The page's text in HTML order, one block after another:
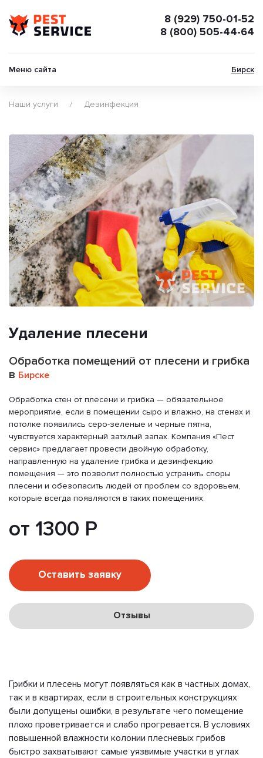
8 (929) 750-01-52
8 (800) 505-44-64
Меню сайта Бирск
Наши услуги Дезинфекция
Удаление плесени
Обработка помещений от плесени и грибка
в Бирске
Обработка стен от плесени и грибка — обязательное
мероприятие, если в помещении сыро и влажно, на стенах и
потолке появились серо-зеленые и черные пятна,
чувствуется характерный затхлый запах. Компания «Пест
сервис» предлагает провести двойную обработку,
направленную на удаление грибка и дезинфекцию
помещения — это позволит полностью устранить споры
плесени и обезопасить людей от проблем со здоровьем,
которые всегда появляются в таких помещениях.
от 1300 Р
Оставить заявку
Отзывы
Грибки и плесень могут появляться как в частных домах,
так и в квартирах, если в строительных конструкциях
были допущены ошибки, в результате чего помещение
плохо проветривается и слабо прогревается. В условиях
повышенной влажности колонии плесневых грибов
быстро захватывают самые уязвимые участки в углах